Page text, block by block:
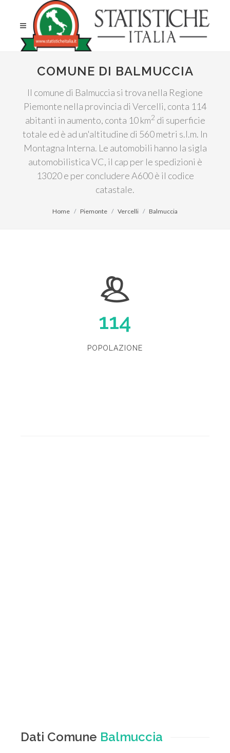
COMUNE DI BALMUCCIA
Il comune di Balmuccia si trova nella Regione
Piemonte nella provincia di Vercelli, conta 114
abitanti in aumento, conta 10 km2 di superficie
totale ed è ad un'altitudine di 560 metri s.l.m. In
Montagna Interna. Le automobili hanno la sigla
automobilistica VC, il cap per le spedizioni è
13020 e per concludere A600 è il codice
catastale.
Home Piemonte Vercelli Balmuccia
114
POPOLAZIONE
Dati Comune Balmuccia